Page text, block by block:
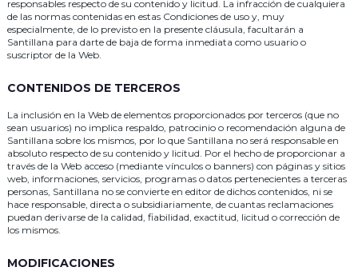
responsables respecto de su contenido y licitud. La infracción de cualquiera
de las normas contenidas en estas Condiciones de uso y, muy
especialmente, de lo previsto en la presente cláusula, facultarán a
Santillana para darte de baja de forma inmediata como usuario o
suscriptor de la Web.
CONTENIDOS DE TERCEROS
La inclusión en la Web de elementos proporcionados por terceros (que no
sean usuarios) no implica respaldo, patrocinio o recomendación alguna de
Santillana sobre los mismos, por lo que Santillana no será responsable en
absoluto respecto de su contenido y licitud. Por el hecho de proporcionar a
través de la Web acceso (mediante vínculos o banners) con páginas y sitios
web, informaciones, servicios, programas o datos pertenecientes a terceras
personas, Santillana no se convierte en editor de dichos contenidos, ni se
hace responsable, directa o subsidiariamente, de cuantas reclamaciones
puedan derivarse de la calidad, fiabilidad, exactitud, licitud o corrección de
los mismos.
MODIFICACIONES